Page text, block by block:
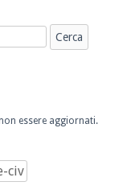
essere aggiornati.